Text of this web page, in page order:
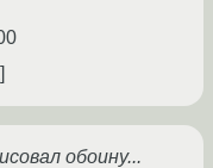
обоину...